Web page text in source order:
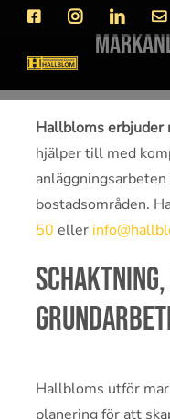
Fortsätt
innehållet
FacebookInstagram
Hallbloms erbjuder
hjälper till med
bostadsområden.
50 eller
Hallbloms utför
planering för att